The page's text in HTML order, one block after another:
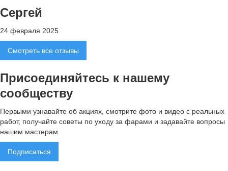
Сергей
24 февраля 2025
Смотреть все отзывы
Присоединяйтесь к нашему
сообществу
Первыми узнавайте об акциях, смотрите фото и видео с реальных
работ, получайте советы по уходу за фарами и задавайте вопросы
нашим мастерам
Подписаться